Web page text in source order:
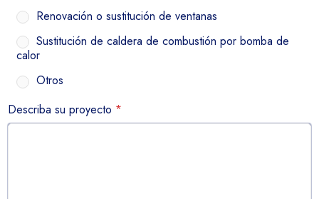
Renovación o sustitución de ventanas
Sustitución de caldera de combustión por bomba de
calor
Otros
Describa su proyecto *